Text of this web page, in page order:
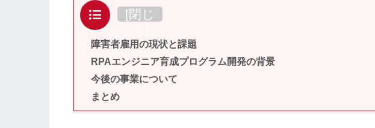
目次 [閉じ
障害者雇用の現状と課題
RPAエンジニア育成プログラム開発の背景
今後の事業について
まとめ